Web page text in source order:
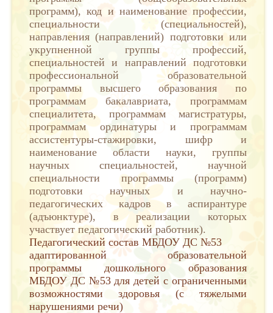
программ), код и наименование профессии,
специальности (специальностей),
направления (направлений) подготовки или
укрупненной группы профессий,
специальностей и направлений подготовки
профессиональной образовательной
программы высшего образования по
программам бакалавриата, программам
специалитета, программам магистратуры,
программам ординатуры и программам
ассистентуры-стажировки, шифр и
наименование области науки, группы
научных специальностей, научной
специальности программы (программ)
подготовки научных и научно-
педагогических кадров в аспирантуре
(адъюнктуре), в реализации которых
участвует педагогический работник).
Педагогический состав МБДОУ ДС №53
адаптированной образовательной
программы дошкольного образования
МБДОУ ДС №53 для детей с ограниченными
возможностями здоровья (с тяжелыми
нарушениями речи)